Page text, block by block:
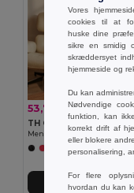
53,76 kr67,22 kr
TH Clothes 30124
Men's long sleeve t-shirt
+6 Farver
Vores
cookies til at
huske dine
sikre en smidig
skræddersyet
hjemmeside og
Du kan
Nødvendige
funktion, kan
korrekt drift af
eller blokere
personalisering,
For flere
hvordan du kan